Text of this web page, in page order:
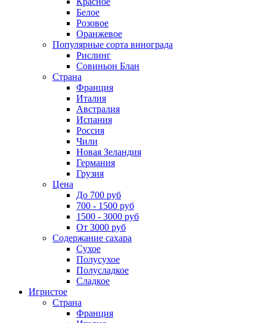
Белое
Розовое
Оранжевое
Популярные сорта винограда
Рислинг
Совиньон Блан
Страна
Франция
Италия
Австралия
Испания
Россия
Чили
Новая Зеландия
Германия
Грузия
Цена
До 700 руб
700 - 1500 руб
1500 - 3000 руб
От 3000 руб
Содержание сахара
Сухое
Полусухое
Полусладкое
Сладкое
Игристое
Страна
Франция